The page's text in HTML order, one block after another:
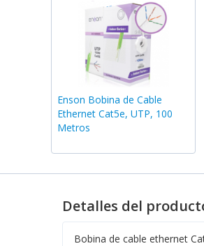
Enson Bobina de Cable
Ethernet Cat5e, UTP, 100
Metros
Detalles del
Bobina de cable ethernet